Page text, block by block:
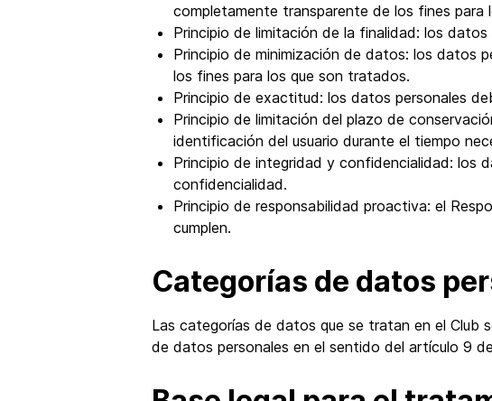
completamente transparente de los fines para
Principio de limitación de la finalidad: los
Principio de minimización de datos: los datos
los fines para los que son tratados.
Principio de exactitud: los datos personales
Principio de limitación del plazo de
identificación del usuario durante el tiempo
Principio de integridad y confidencialidad: los
confidencialidad.
Principio de responsabilidad proactiva: el
cumplen.
Categorías de datos
Las categorías de datos que se tratan en el Club
de datos personales en el sentido del artículo 9